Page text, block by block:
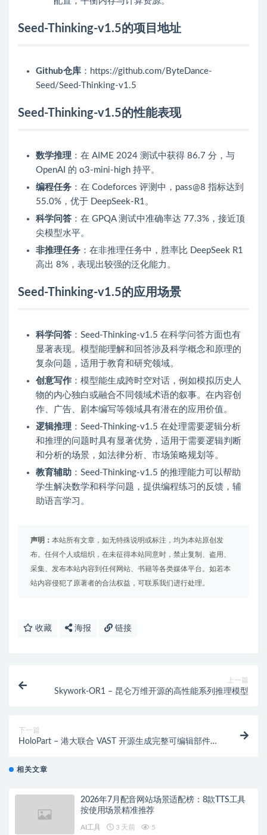
Seed-Thinking-v1.5的项目地址
Github仓库 ：https://github.com/ByteDance-
Seed/Seed-Thinking-v1.5
Seed-Thinking-v1.5的性能表现
数学推理 ：在 AIME 2024 测试中获得 86.7 分，与
OpenAI 的 o3-mini-high 持平。
编程任务 ：在 Codeforces 评测中，pass@8 指标达到
55.0%，优于 DeepSeek-R1。
科学问答 ：在 GPQA 测试中准确率达 77.3%，接近顶
尖模型水平。
非推理任务 ：在非推理任务中，胜率比 DeepSeek R1
高出 8%，表现出较强的泛化能力。
Seed-Thinking-v1.5的应用场景
科学问答 ：Seed-Thinking-v1.5 在科学问答方面也有
显著表现。模型能理解和回答涉及科学概念和原理的
复杂问题，适用于教育和研究领域。
创意写作 ：模型能生成跨时空对话，例如模拟历史人
物的内心独白或融合不同领域术语的叙事。在内容创
作、广告、剧本编写等领域具有潜在的应用价值。
逻辑推理 ：Seed-Thinking-v1.5 在处理需要逻辑分析
和推理的问题时具有显著优势，适用于需要逻辑判断
和分析的场景，如法律分析、市场策略规划等。
教育辅助 ：Seed-Thinking-v1.5 的推理能力可以帮助
学生解决数学和科学问题，提供编程练习的反馈，辅
助语言学习。
声明： 本站所有文章，如无特殊说明或标注，均为本站原创发
布。任何个人或组织，在未征得本站同意时，禁止复制、盗用、
采集、发布本站内容到任何网站、书籍等各类媒体平台。如若本
站内容侵犯了原著者的合法权益，可联系我们进行处理。
收藏 海报 链接
上一篇
Skywork-OR1 – 昆仑万维开源的高性能系列推理模型
下一篇
HoloPart – 港大联合 VAST 开源生成完整可编辑部件的
相关文章
2026年7月配音网站场景适配榜：8款TTS工具
按使用场景精准推荐
AI工具 3 天前 5